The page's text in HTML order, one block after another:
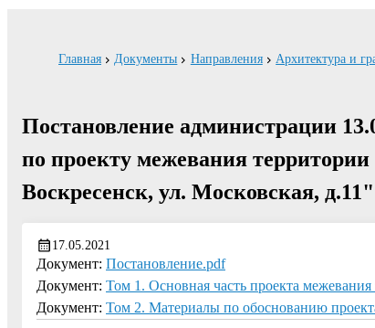
Главная Документы Направления Архитектура и
Постановление администрации
по проекту межевания территории
Воскресенск, ул. Московская, д.11"
17.05.2021
Документ: Постановление.pdf
Документ: Том 1. Основная часть проекта
Документ: Том 2. Материалы по обоснованию